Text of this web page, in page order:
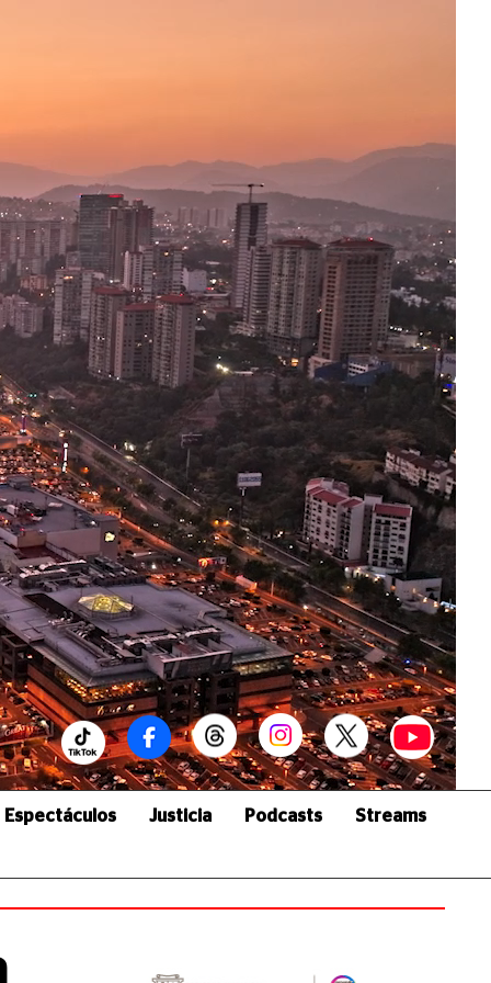
Espectáculos Justicia Podcasts Streams